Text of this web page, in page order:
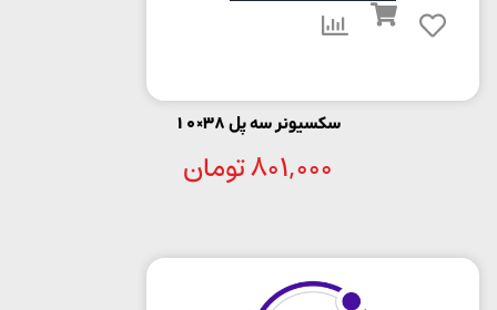
سکسیونر سه پل 38×10
801,000تومان